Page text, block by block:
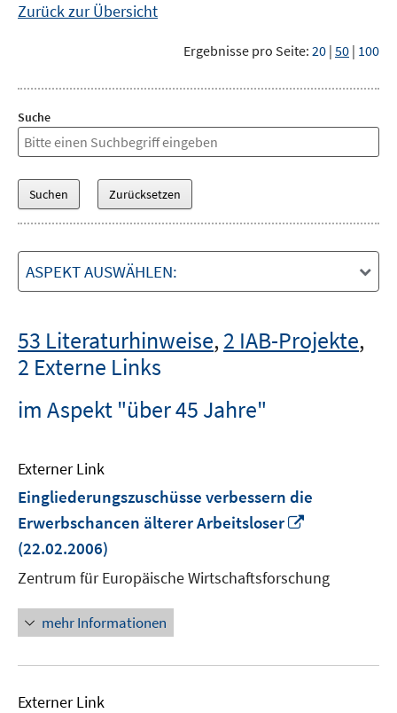
Zurück zur Übersicht
Ergebnisse pro Seite: 20 | 50 | 100
Suche
ASPEKT AUSWÄHLEN:
53 Literaturhinweise,2 IAB-Projekte,
2 Externe Links
im Aspekt "über 45 Jahre"
Externer Link
Eingliederungszuschüsse verbessern die
Erwerbschancen älterer Arbeitsloser
öffnen
(22.02.2006)
Zentrum für Europäische Wirtschaftsforschung
mehr Informationen
Externer Link